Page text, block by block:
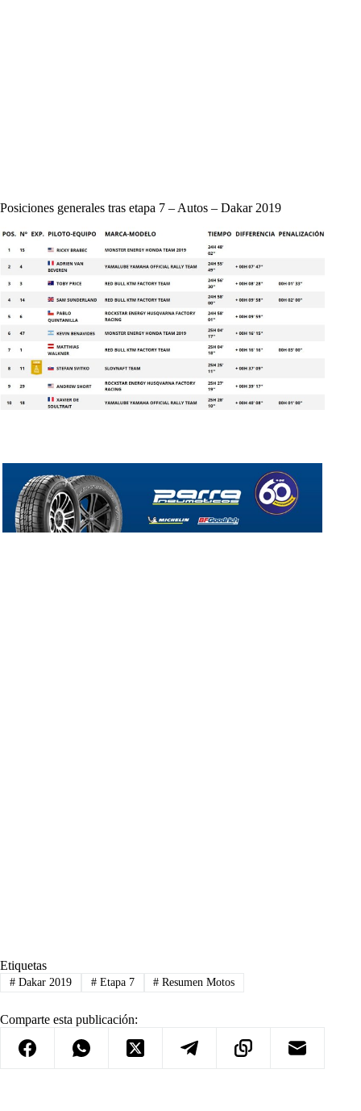
Posiciones generales tras etapa 7 – Autos – Dakar 2019
Etiquetas
#Dakar 2019 #Etapa 7 # Resumen Motos
Comparte esta publicación: